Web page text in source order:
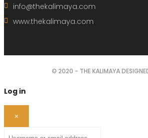
info@thekalimaya.com
www.thekalimaya.com
© 2020 - THE KALIMAYA
Log in
×